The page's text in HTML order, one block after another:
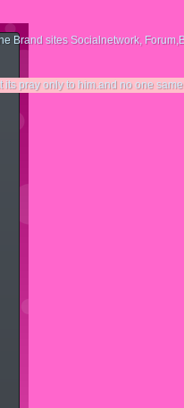
Brand sites Socialnetwork,
to him.and no one same likes